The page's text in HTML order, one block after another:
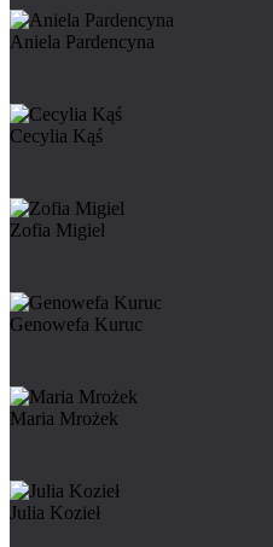
Aniela Pardencyna
Cecylia Kąś
Zofia Migiel
Genowefa Kuruc
Maria Mrożek
Julia Kozieł